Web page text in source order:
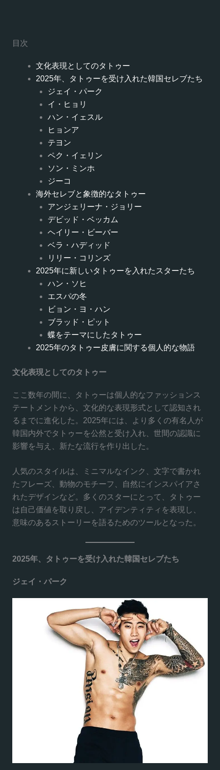
目次
文化表現としてのタトゥー
2025年、タトゥーを受け入れた韓国セレブたち
ジェイ・パーク
イ・ヒョリ
ハン・イェスル
ヒョンア
テヨン
ペク・イェリン
ソン・ミンホ
ジーコ
海外セレブと象徴的なタトゥー
アンジェリーナ・ジョリー
デビッド・ベッカム
ヘイリー・ビーバー
ベラ・ハディッド
リリー・コリンズ
2025年に新しいタトゥーを入れたスターたち
ハン・ソヒ
エスパの冬
ビョン・ヨ・ハン
ブラッド・ピット
蝶をテーマにしたタトゥー
2025年のタトゥー皮膚に関する個人的な物語
文化表現としてのタトゥー
ここ数年の間に、タトゥーは個人的なファッションス
テートメントから、文化的な表現形式として認知され
るまでに進化した。2025年には、より多くの有名人が
韓国内外でタトゥーを公然と受け入れ、世間の認識に
影響を与え、新たな流行を作り出した。
人気のスタイルは、ミニマルなインク、文字で書かれ
たフレーズ、動物のモチーフ、自然にインスパイアさ
れたデザインなど。多くのスターにとって、タトゥー
は自己価値を取り戻し、アイデンティティを表現し、
意味のあるストーリーを語るためのツールとなった。
2025年、タトゥーを受け入れた韓国セレブたち
ジェイ・パーク